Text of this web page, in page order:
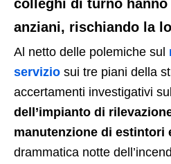
colleghi di turno
anziani, rischiando la
Al netto delle polemiche sul
servizio sui tre piani della
accertamenti investigativi sul
dell’impianto di
manutenzione di estintori
drammatica notte